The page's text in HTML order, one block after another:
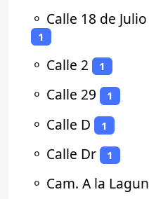
⚬ Calle 18 de
1
⚬ Calle 2 1
⚬ Calle 29 1
⚬ Calle D 1
⚬ Calle Dr 1
⚬ Cam. A la